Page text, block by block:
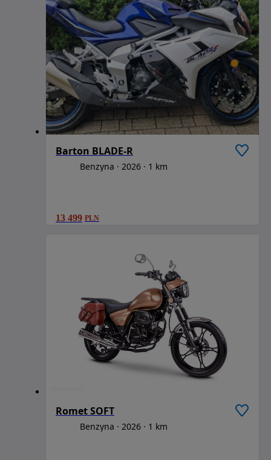
Barton BLADE-R
Benzyna 2026 1 km
13 499 PLN
Romet SOFT
Benzyna 2026 1 km